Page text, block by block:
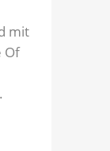
mit
Of